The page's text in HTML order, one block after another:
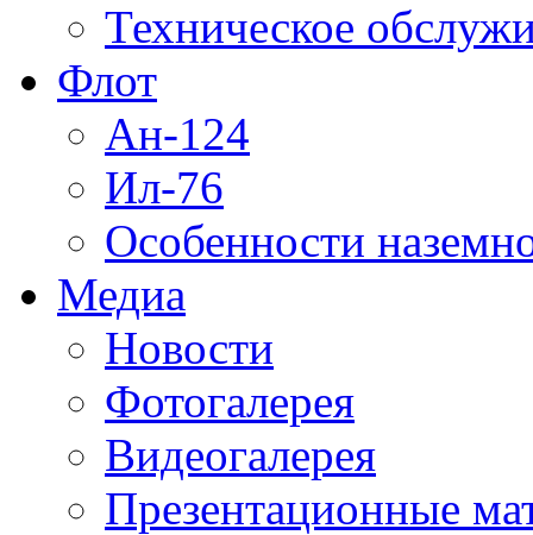
Техническое
Флот
Ан-124
Ил-76
Особенности
Медиа
Новости
Фотогалерея
Видеогалерея
Презентационные